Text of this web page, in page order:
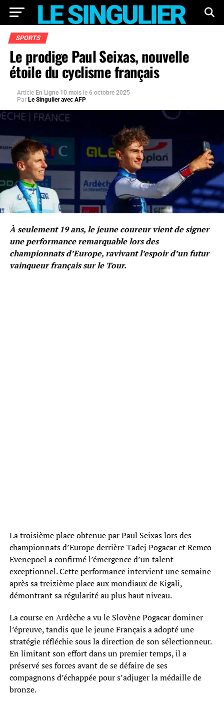
SPORTS
Le prodige Paul Seixas, nouvelle
étoile du cyclisme français
Article En Ligne 10 mois le 6 octobre 2025
Par Le Singulier avec AFP
À seulement 19 ans, le jeune coureur vient de signer
une performance remarquable lors des
championnats d’Europe, ravivant l’espoir d’un futur
vainqueur français sur le Tour.
La troisième place obtenue par Paul Seixas lors des
championnats d’Europe derrière Tadej Pogacar et Remco
Evenepoel a confirmé l’émergence d’un talent
exceptionnel. Cette performance intervient une semaine
après sa treizième place aux mondiaux de Kigali,
démontrant sa régularité au plus haut niveau.
La course en Ardèche a vu le Slovène Pogacar dominer
l’épreuve, tandis que le jeune Français a adopté une
stratégie réfléchie sous la direction de son sélectionneur.
En limitant son effort dans un premier temps, il a
préservé ses forces avant de se défaire de ses
compagnons d’échappée pour s’adjuger la médaille de
bronze.